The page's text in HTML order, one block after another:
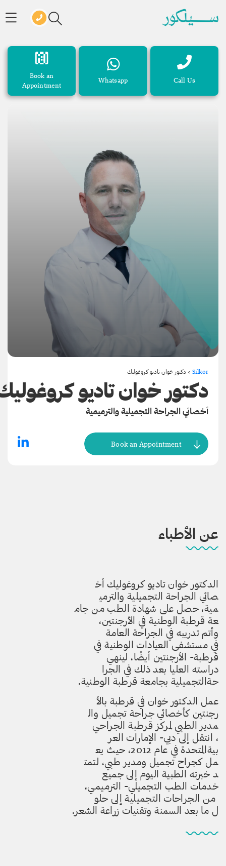
Call Us
Whatsapp
Book an
Appointment
Silkor
> دكتور خوان تاديو كروغوليك
دكتور خوان تاديو
أخصائي الجراحة التجميلية والترميمية
Book an Appointment
عن الأطباء
الدكتور خوان تاديو كروغوليك أخ
صائي الجراحة التجميلية والترمي
مية، حصل على شهادة الطب من جام
عة قرطبة الوطنية في الأرجنتين،
وأتم تدريبه في الجراحة العامة
في مستشفى العيادات الوطنية في
قرطبة- الأرجنتين أيضًا، لينهي
دراسته العليا بعد ذلك في الجرا
حةالتجميلية بجامعة قرطبة الوطنية.
عمل الدكتور خوان في قرطبة بالأ
رجنتين كأخصائي جراحة تجميل وال
مدير الطبي لمركز قرطبة الجراحي
، انتقل إلى دبي- الإمارات العر
بيةالمتحدة في عام 2012، حيث يع
مل كجراح تجميل ومدير طبي، لتمت
د خبرته الطبية اليوم إلى جميع
خدمات الطب التجميلي- الترميمي،
من الجراحات التجميلية إلى حلو
ل ما بعد السمنة وتقنيات زراعة الشعر.